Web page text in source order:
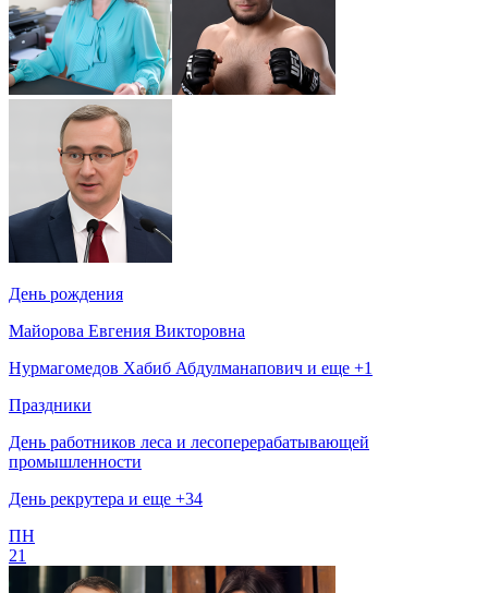
День рождения
Майорова Евгения Викторовна
Нурмагомедов Хабиб Абдулманапович и еще +1
Праздники
День работников леса и лесоперерабатывающей
промышленности
День рекрутера и еще +34
ПН
21